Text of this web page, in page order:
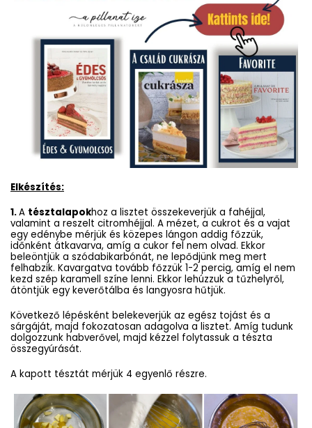
Elkészítés:
1.A tésztalapokhoz a lisztet összekeverjük a fahéjjal,
valamint a reszelt citromhéjjal. A mézet, a cukrot és a vajat
egy edénybe mérjük és közepes lángon addig főzzük,
időnként átkavarva, amíg a cukor fel nem olvad. Ekkor
beleöntjük a szódabikarbónát, ne lepődjünk meg mert
felhabzik. Kavargatva tovább főzzük 1-2 percig, amíg el nem
kezd szép karamell színe lenni. Ekkor lehúzzuk a tűzhelyről,
átöntjük egy keverőtálba és langyosra hűtjük.
Következő lépésként belekeverjük az egész tojást és a
sárgáját, majd fokozatosan adagolva a lisztet. Amíg tudunk
dolgozzunk habverővel, majd kézzel folytassuk a tészta
összegyúrását.
A kapott tésztát mérjük 4 egyenlő részre.